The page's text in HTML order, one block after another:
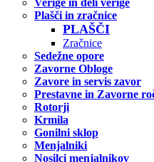
Plašči in zračnice
PLAŠČI
Zračnice
Sedežne opore
Zavorne Obloge
Zavore in servis zavor
Prestavne in Zavorne
Rotorji
Krmila
Gonilni sklop
Menjalniki
Nosilci menjalnikov